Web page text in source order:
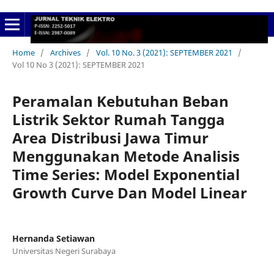
Home / Archives / Vol. 10 No. 3 (2021): SEPTEMBER 2021
/
Vol 10 No 3 (2021): SEPTEMBER 2021
Peramalan Kebutuhan Beban
Listrik Sektor Rumah Tangga
Area Distribusi Jawa Timur
Menggunakan Metode Analisis
Time Series: Model Exponential
Growth Curve Dan Model Linear
Hernanda Setiawan
Universitas Negeri Surabaya